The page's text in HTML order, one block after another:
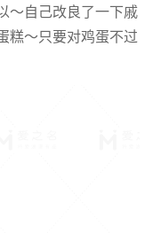
～自己改良了一下戚
糕～只要对鸡蛋不过